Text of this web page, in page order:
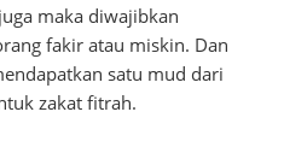
maka diwajibkan
fakir atau miskin. Dan
satu mud dari
zakat fitrah.